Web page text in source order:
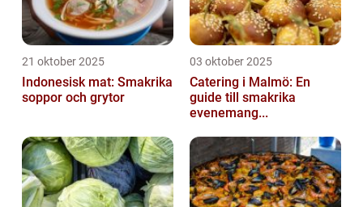
21 oktober 2025
Indonesisk mat: Smakrika
soppor och grytor
03 oktober 2025
Catering i Malmö: En
guide till smakrika
evenemang...